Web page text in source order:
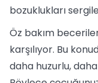
bozuklukları
Öz bakım
karşılıyor. Bu
daha huzurlu,